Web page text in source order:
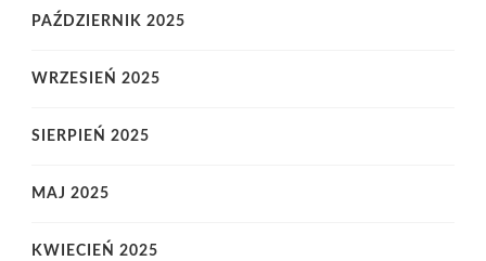
PAŹDZIERNIK 2025
WRZESIEŃ 2025
SIERPIEŃ 2025
MAJ 2025
KWIECIEŃ 2025